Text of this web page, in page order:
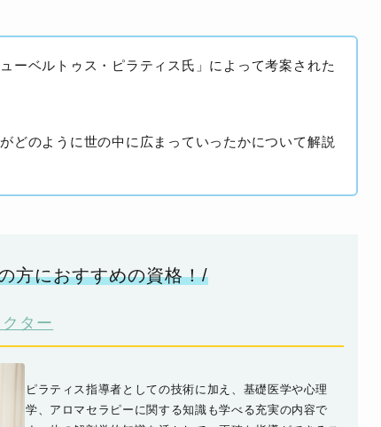
ーベルトゥス・ピラティス氏」によって考案された
どのように世の中に広まっていったかについて解説
方におすすめの資格！/
ター
ピラティス指導者としての技術に加え、基礎医学や心理
学、アロマセラピーに関する知識も学べる充実の内容で